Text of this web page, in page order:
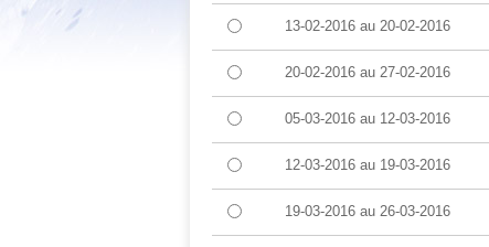
13-02-2016 au 20-02-2016
20-02-2016 au 27-02-2016
05-03-2016 au 12-03-2016
12-03-2016 au 19-03-2016
19-03-2016 au 26-03-2016